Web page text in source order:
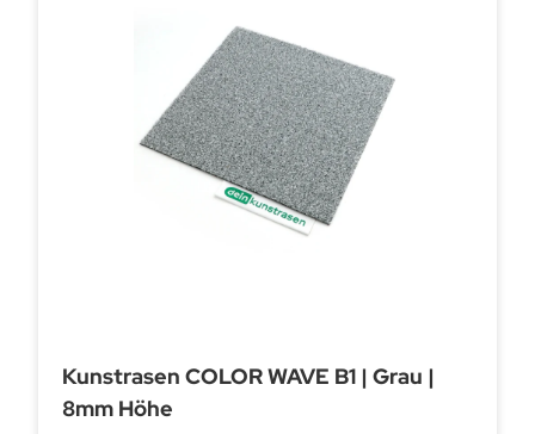
Kunstrasen COLOR WAVE B1 | Grau |
8mm Höhe